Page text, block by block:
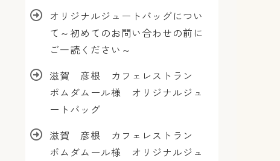
オリジナルジュートバッグについ
て～初めてのお問い合わせの前に
ご一読ください～
滋賀 彦根 カフェレストラン
ポムダムール様 オリジナルジュ
ートバッグ
滋賀 彦根 カフェレストラン
ポムダムール様 オリジナルジュ